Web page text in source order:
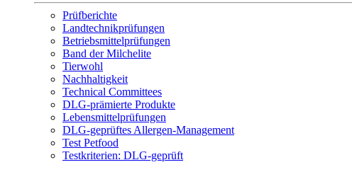
Prüfberichte
Landtechnikprüfungen
Betriebsmittelprüfungen
Band der Milchelite
Tierwohl
Nachhaltigkeit
Technical Committees
DLG-prämierte Produkte
Lebensmittelprüfungen
DLG-geprüftes Allergen-Management
Test Petfood
Testkriterien: DLG-geprüft